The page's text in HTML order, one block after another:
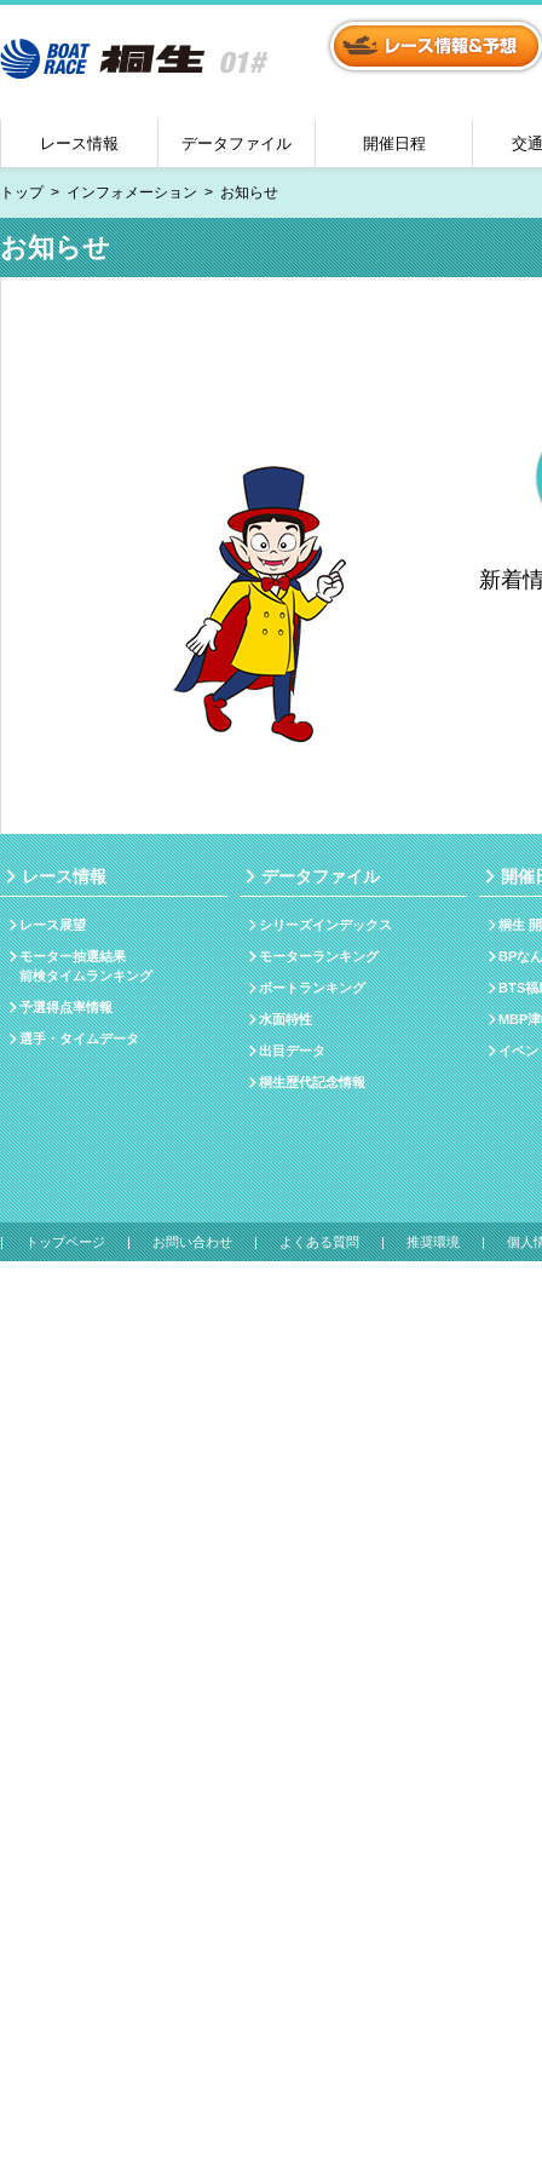
レース情報 データファイル 開催日程 交
トップ インフォメーション お知らせ
お知らせ
新着
レース情報
レース展望
モーター抽選結果
前検タイムランキング
予選得点率情報
選手・タイムデータ
データファイル
シリーズインデックス
モーターランキング
ボートランキング
水面特性
出目データ
桐生歴代記念情報
開催
桐生
BPな
BTS福
MBP
イベン
トップページ お問い合わせ よくある質問 推奨環境 個人